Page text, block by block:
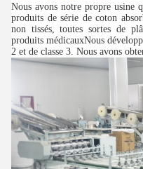
Nous avons notre propre usine
produits de série de coton
non tissés, toutes sortes de
produits médicauxNous
2 et de classe 3. Nous avons